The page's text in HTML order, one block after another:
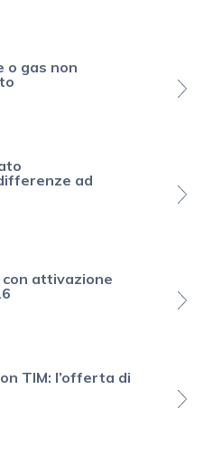
o gas non
ad
attivazione
TIM: l’offerta di